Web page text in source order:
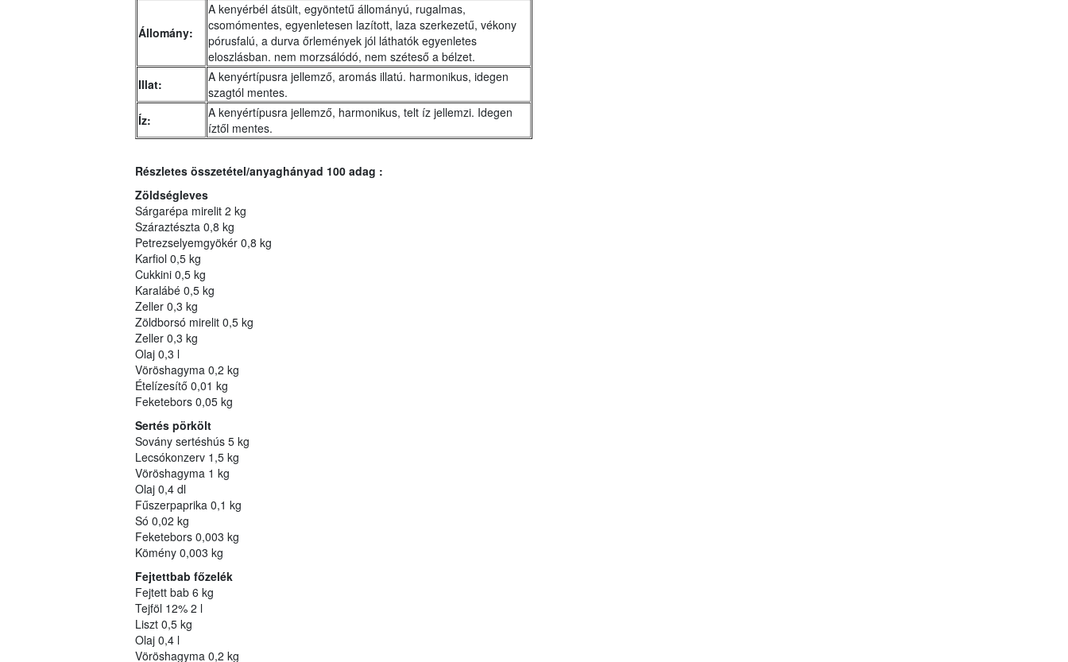
Állomány:
A kenyérbél átsült, egyöntetű állományú, rugalmas,
csomómentes, egyenletesen lazított, laza szerkezetű, vékony
pórusfalú, a durva őrlemények jól láthatók egyenletes
eloszlásban. nem morzsálódó, nem széteső a bélzet.
Illat:
A kenyértípusra jellemző, aromás illatú. harmonikus, idegen
szagtól mentes.
Íz:
A kenyértípusra jellemző, harmonikus, telt íz jellemzi. Idegen
íztől mentes.
Részletes összetétel/anyaghányad 100 adag :
Zöldségleves
Sárgarépa mirelit 2 kg
Száraztészta 0,8 kg
Petrezselyemgyökér 0,8 kg
Karfiol 0,5 kg
Cukkini 0,5 kg
Karalábé 0,5 kg
Zeller 0,3 kg
Zöldborsó mirelit 0,5 kg
Zeller 0,3 kg
Olaj 0,3 l
Vöröshagyma 0,2 kg
Ételízesítő 0,01 kg
Feketebors 0,05 kg
Sertés pörkölt
Sovány sertéshús 5 kg
Lecsókonzerv 1,5 kg
Vöröshagyma 1 kg
Olaj 0,4 dl
Fűszerpaprika 0,1 kg
Só 0,02 kg
Feketebors 0,003 kg
Kömény 0,003 kg
Fejtettbab főzelék
Fejtett bab 6 kg
Tejföl 12% 2 l
Liszt 0,5 kg
Olaj 0,4 l
Vöröshagyma 0,2 kg